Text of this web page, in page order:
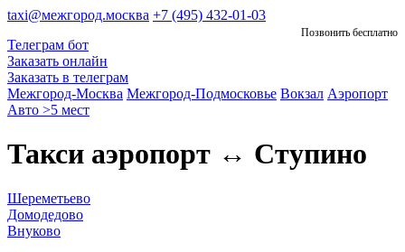
taxi@межгород.москва +7 (495) 432-01-03
Позвонить бесплатно
Телеграм бот
Заказать онлайн
Заказать в телеграм
Межгород-Москва Межгород-Подмосковье Вокзал Аэропорт
Авто >5 мест
Такси аэропорт ↔ Ступино
Шереметьево
Домодедово
Внуково